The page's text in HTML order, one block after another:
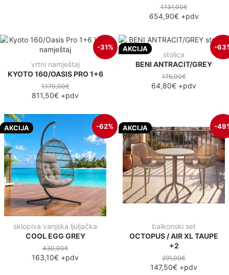
1.131,00€
654,90€+pdv
-31%
vrtni namještaj
KYOTO 160/OASIS PRO 1+6
1.170,00€
811,50€ +pdv
AKCIJA -
stolica
BENI ANTRACIT/GREY
175,00€
64,80€ +pdv
AKCIJA -62%
sklopiva vanjska ljuljačka
COOL EGG GREY
430,00€
163,10€ +pdv
AKCIJA -
balkonski set
OCTOPUS / AIR XL TAUPE
+2
291,00€
147,50€ +pdv